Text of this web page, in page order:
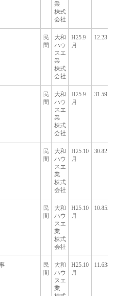
業
株式
会社
民
間
大和
ハウ
スエ
業
株式
会社
H25.9
月
12.23
民
間
大和
ハウ
スエ
業
株式
会社
H25.9
月
31.59
民
間
大和
ハウ
スエ
業
株式
会社
H25.10
月
30.821
民
間
大和
ハウ
スエ
業
株式
会社
H25.10
月
10.855
民
間
大和
ハウ
スエ
業
H25.10
月
11.638